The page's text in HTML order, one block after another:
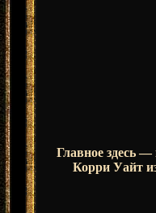
Главное здесь
Корри Уайт